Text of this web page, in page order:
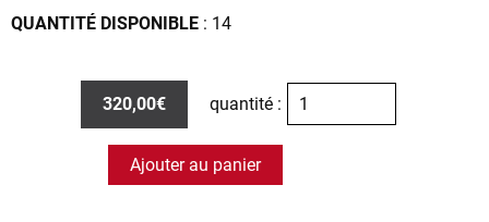
QUANTITÉ DISPONIBLE : 14
320,00€ quantité :
Ajouter au panier